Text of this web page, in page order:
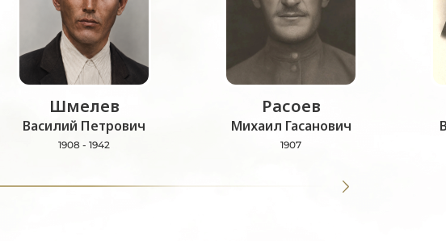
Шмелев
Василий Петрович
1908 - 1942
Расоев
Михаил Гасанович
1907